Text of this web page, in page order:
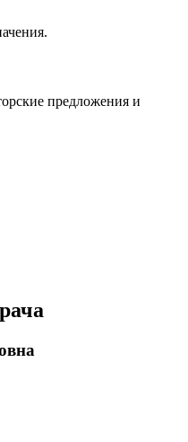
предложения и